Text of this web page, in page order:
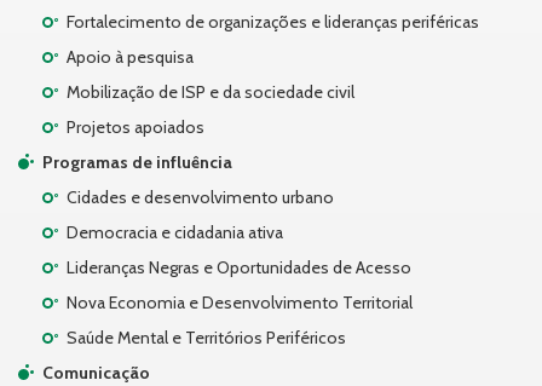
Fortalecimento de organizações e lideranças periféricas
Apoio à pesquisa
Mobilização de ISP e da sociedade civil
Projetos apoiados
Programas de influência
Cidades e desenvolvimento urbano
Democracia e cidadania ativa
Lideranças Negras e Oportunidades de Acesso
Nova Economia e Desenvolvimento Territorial
Saúde Mental e Territórios Periféricos
Comunicação